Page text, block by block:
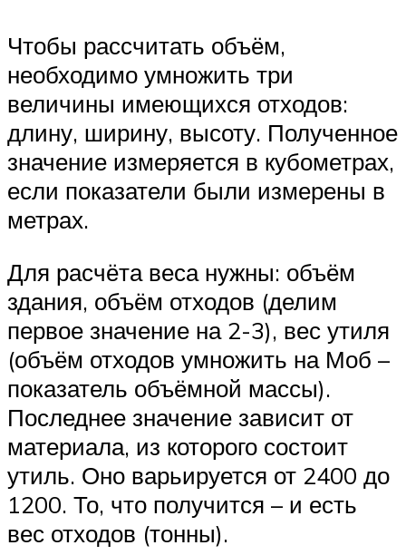
Чтобы рассчитать объём,
необходимо умножить три
величины имеющихся отходов:
длину, ширину, высоту. Полученное
значение измеряется в кубометрах,
если показатели были измерены в
метрах.
Для расчёта веса нужны: объём
здания, объём отходов (делим
первое значение на 2-3), вес утиля
(объём отходов умножить на Моб –
показатель объёмной массы).
Последнее значение зависит от
материала, из которого состоит
утиль. Оно варьируется от 2400 до
1200. То, что получится – и есть
вес отходов (тонны).